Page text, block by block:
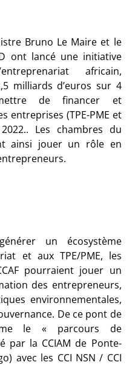
Bruno Le Maire et le
ont lancé une initiative
africain,
milliards d’euros sur 4
de financer et
entreprises (TPE-PME et
Les chambres du
ainsi jouer un rôle en
un écosystème
et aux TPE/PME, les
pourraient jouer un
des entrepreneurs,
environnementales,
De ce pont de
le « parcours de
par la CCIAM de Ponte-
avec les CCI NSN / CCI